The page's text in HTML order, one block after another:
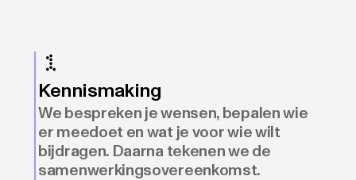
Kennismaking
We bespreken je wensen, bepalen wie
er meedoet en wat je voor wie wilt
bijdragen. Daarna tekenen we de
samenwerkingsovereenkomst.